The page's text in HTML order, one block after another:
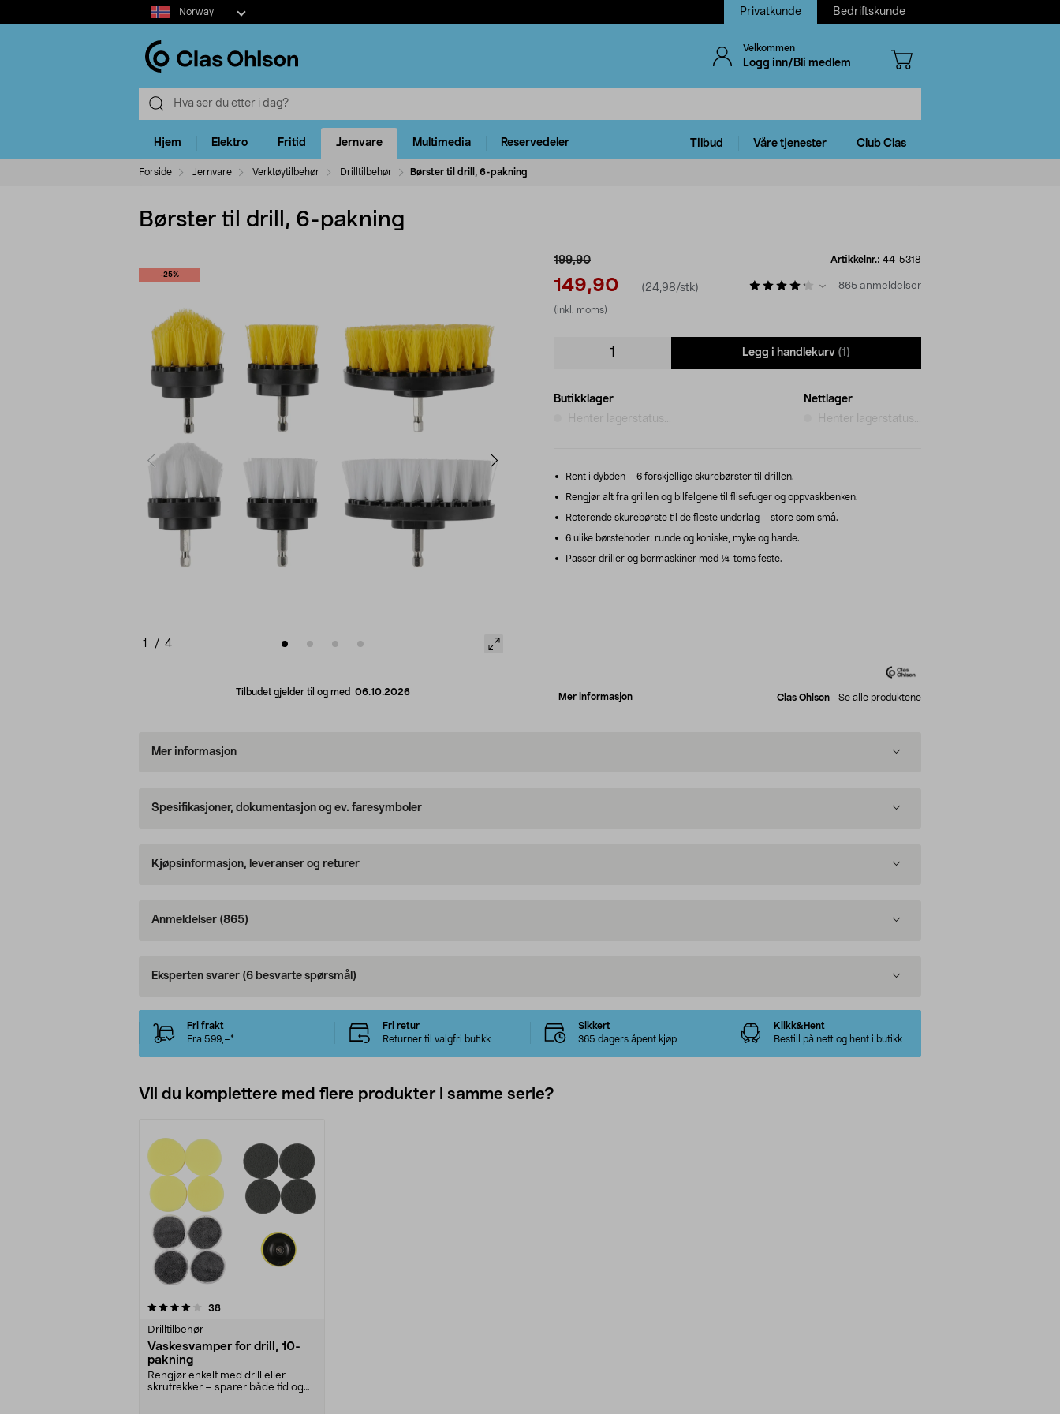
Select
market
Norway Privatkunde Bedriftskunde
Velkommen
Logg inn/Bli medlem
Hjem Elektro Fritid Jernvare Multimedia Reservedeler Tilbud Våre tjenester Club Clas
Forside Jernvare Verktøytilbehør Drilltilbehør Børster til drill, 6-pakning
Børster til drill, 6-pakning
-25%
1 / 4
Tilbudet gjelder til og med 06.10.2026
199,90
149,90 (24,98/stk)
(inkl. moms)
Artikkelnr.: 44-5318
865 anmeldelser
Legg i handlekurv (1)
Butikklager
Henter lagerstatus...
Nettlager
Henter lagerstatus...
Rent i dybden – 6 forskjellige skurebørster til drillen.
Rengjør alt fra grillen og bilfelgene til flisefuger og oppvaskbenken.
Roterende skurebørste til de fleste underlag – store som små.
6 ulike børstehoder: runde og koniske, myke og harde.
Passer driller og bormaskiner med ¼-toms feste.
Mer informasjon Clas Ohlson - Se alle produktene
Mer informasjon
Spesifikasjoner, dokumentasjon og ev. faresymboler
Kjøpsinformasjon, leveranser og returer
Anmeldelser (865)
Eksperten svarer (6 besvarte spørsmål)
Fri frakt
Fra 599,–*
Fri retur
Returner til valgfri butikk
Sikkert
365 dagers åpent kjøp
Klikk&Hent
Bestill på nett og hent i butikk
Vil du komplettere med flere produkter i samme serie?
38anmeldelser
Drilltilbehør
Vaskesvamper for drill, 10-
pakning
Rengjør enkelt med drill eller
skrutrekker – sparer både tid og